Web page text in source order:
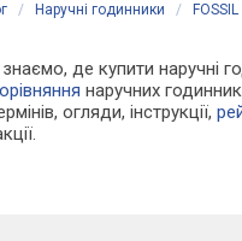
/ Наручні годинники / FOSSIL
де купити наручні
наручних
огляди, інструкції,